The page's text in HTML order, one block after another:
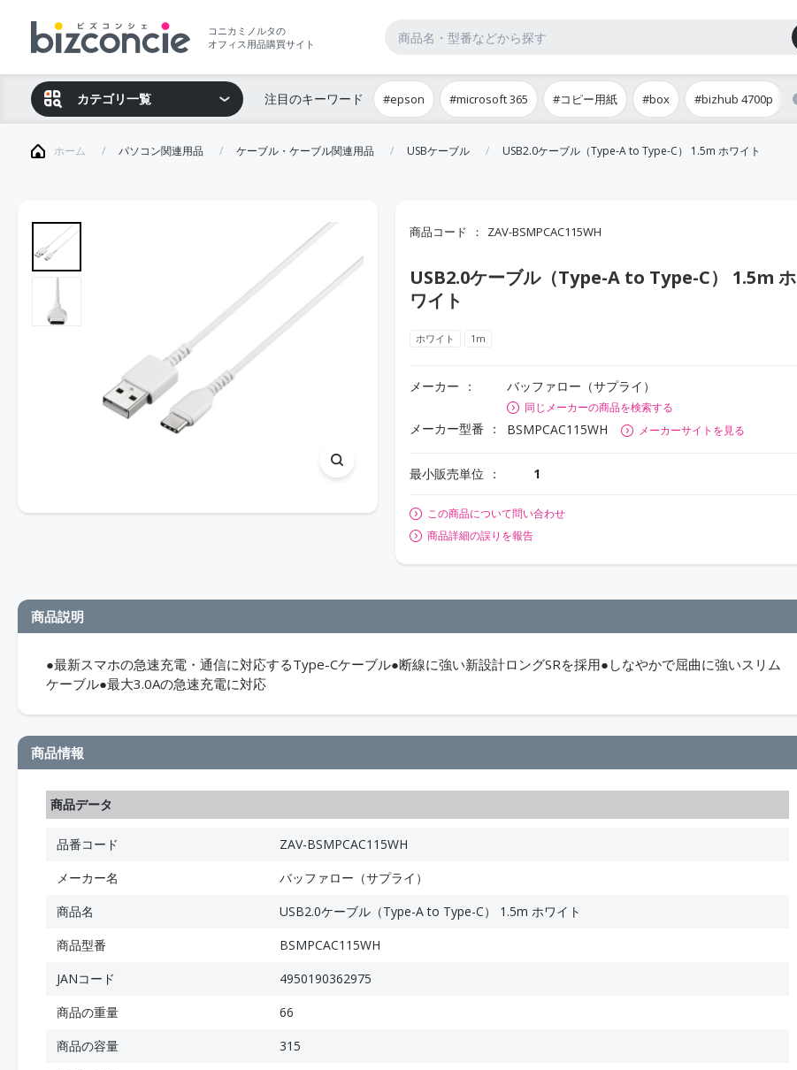
コニカミノルタの
オフィス用品購買サイト
カテゴリ一覧 注目のキーワード #epson #microsoft 365 #コピー用紙 #box #bizhub 4700p
ホーム パソコン関連用品 ケーブル・ケーブル関連用品 USBケーブル USB2.0ケーブル（Type-A to Type-C） 1.5m ホワイト
商品コード ZAV-BSMPCAC115WH
USB2.0ケーブル（Type-A to Type-C） 1.5m ホ
ワイト
ホワイト 1m
メーカー バッファロー（サプライ）
同じメーカーの商品を検索する
メーカー型番 BSMPCAC115WH メーカーサイトを見る
最小販売単位 1
この商品について問い合わせ
商品詳細の誤りを報告
商品説明
●最新スマホの急速充電・通信に対応するType-Cケーブル●断線に強い新設計ロングSRを採用●しなやかで屈曲に強いスリム
ケーブル●最大3.0Aの急速充電に対応
商品情報
商品データ
品番コード
ZAV-BSMPCAC115WH
メーカー名
バッファロー（サプライ）
商品名
USB2.0ケーブル（Type-A to Type-C） 1.5m ホワイト
商品型番
BSMPCAC115WH
JANコード
4950190362975
商品の重量
66
商品の容量
315